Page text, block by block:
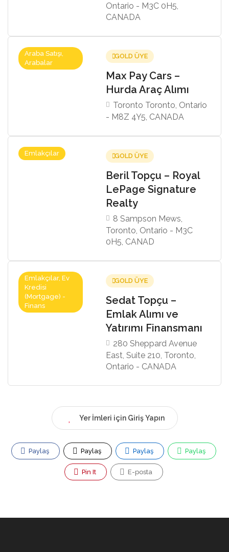
Ontario - M3C 0H5,
CANADA
Araba Satışı,
Arabalar
GOLD ÜYE
Max Pay Cars –
Hurda Araç Alımı
Toronto Toronto, Ontario
- M8Z 4Y5, CANADA
Emlakçılar GOLD ÜYE
Beril Topçu – Royal
LePage Signature
Realty
8 Sampson Mews,
Toronto, Ontario - M3C
0H5, CANAD
Emlakçılar, Ev
Kredisi
(Mortgage) -
Finans
GOLD ÜYE
Sedat Topçu –
Emlak Alımı ve
Yatırımı Finansmanı
280 Sheppard Avenue
East, Suite 210, Toronto,
Ontario - CANADA
Yer İmleri için Giriş Yapın
Paylaş Paylaş Paylaş Paylaş
Pin It E-posta